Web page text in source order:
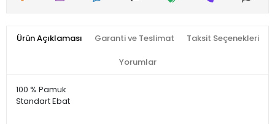
Ürün Açıklaması Garanti ve Teslimat Taksit Seçenekleri
Yorumlar
100 % Pamuk
Standart Ebat